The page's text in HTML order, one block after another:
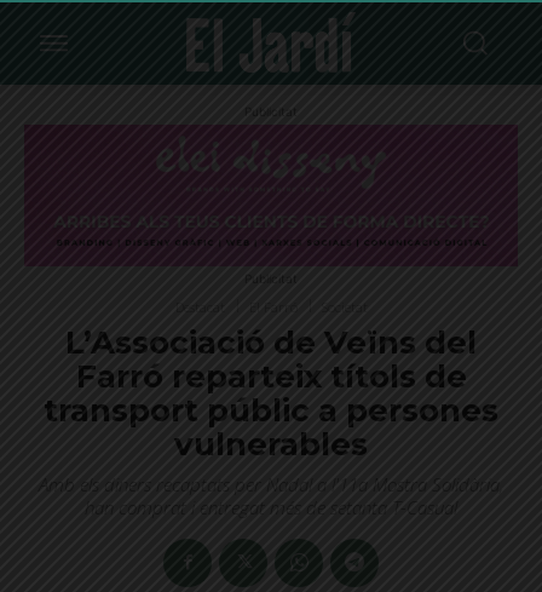
Publicitat
Publicitat
L’Associació de Veïns del
Farró reparteix títols de
transport públic a persones
vulnerables
Amb els diners recaptats per Nadal a l'11a Mostra Solidària,
han comprat i entregat més de setanta T-Casual